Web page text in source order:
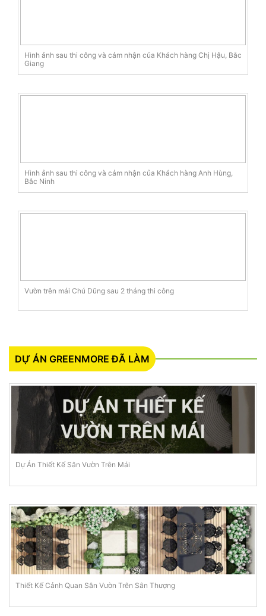
Hình ảnh sau thi công và cảm nhận của Khách hàng Chị Hậu, Bắc
Giang
Hình ảnh sau thi công và cảm nhận của Khách hàng Anh Hùng,
Bắc Ninh
Vườn trên mái Chú Dũng sau 2 tháng thi công
DỰ ÁN GREENMORE ĐÃ LÀM
Dự Án Thiết Kế Sân Vườn Trên Mái
Thiết Kế Cảnh Quan Sân Vườn Trên Sân Thượng